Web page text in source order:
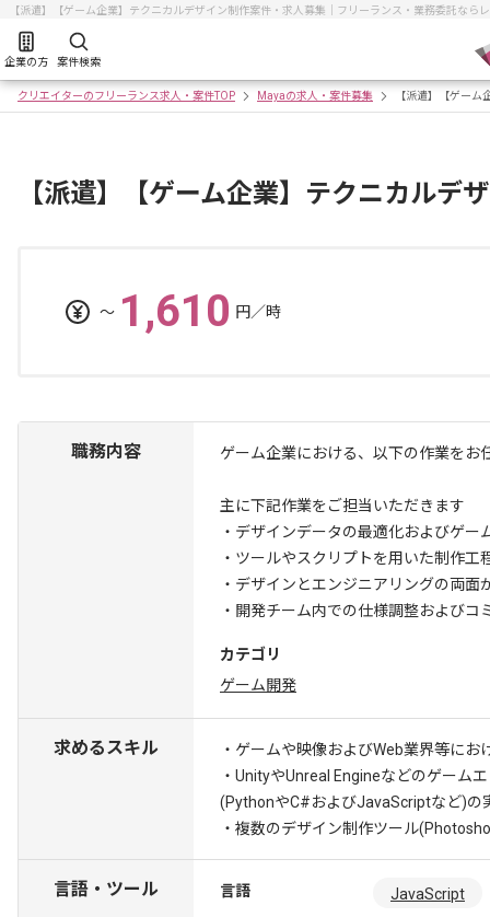
【派遣】【ゲーム企業】テクニカルデザイン制作案件・求人募集｜フリーランス・業務委託なら
企業の方 案件検索
クリエイターのフリーランス求人・案件TOP Mayaの求人・案件募集 【派遣】【ゲーム
【派遣】【ゲーム企業】テクニカルデ
〜 1,610 円／時
職務内容 ゲーム企業における、以下の作業をお
主に下記作業をご担当いただきます
・デザインデータの最適化およびゲー
・ツールやスクリプトを用いた制作工
・デザインとエンジニアリングの両面
・開発チーム内での仕様調整およびコ
カテゴリ
ゲーム開発
求めるスキル
・ゲームや映像およびWeb業界等に
・UnityやUnreal Engineなどのゲーム
(PythonやC#およびJavaScriptなど)の
・複数のデザイン制作ツール
言語・ツール 言語 JavaScript